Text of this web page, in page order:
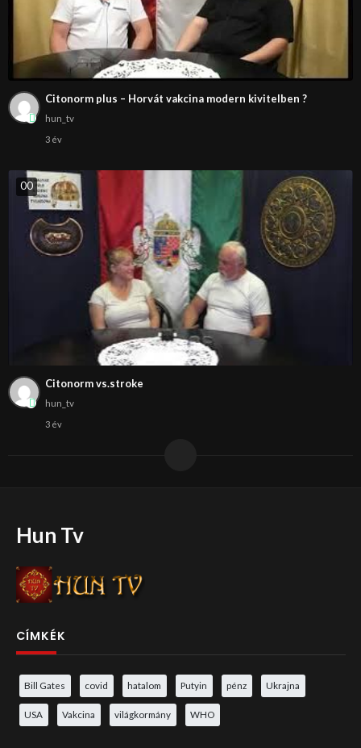
Citonorm plus – Horvát vakcina modern kivitelben ?
hun_tv
3 év
00
Citonorm vs.stroke
hun_tv
3 év
Hun Tv
CÍMKÉK
Bill Gates covid hatalom Putyin pénz Ukrajna
USA Vakcina világkormány WHO